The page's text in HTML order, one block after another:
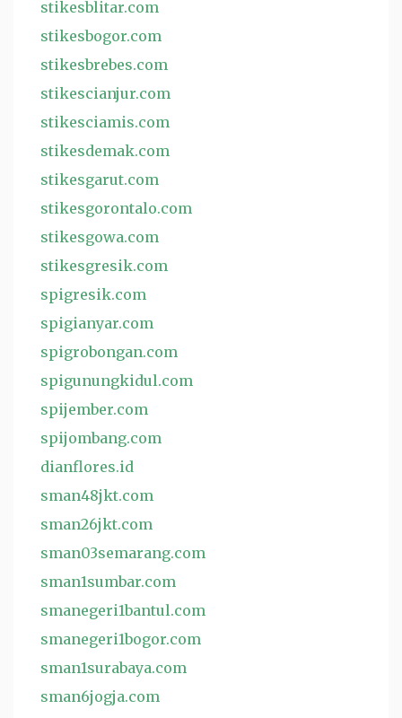
stikesblitar.com
stikesbogor.com
stikesbrebes.com
stikescianjur.com
stikesciamis.com
stikesdemak.com
stikesgarut.com
stikesgorontalo.com
stikesgowa.com
stikesgresik.com
spigresik.com
spigianyar.com
spigrobongan.com
spigunungkidul.com
spijember.com
spijombang.com
dianflores.id
sman48jkt.com
sman26jkt.com
sman03semarang.com
sman1sumbar.com
smanegeri1bantul.com
smanegeri1bogor.com
sman1surabaya.com
sman6jogja.com